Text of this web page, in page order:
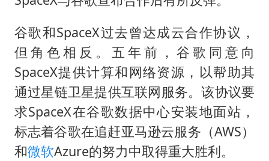
谷歌和SpaceX过去曾达成云合作协议，
但角色相反。五年前，谷歌同意向
SpaceX提供计算和网络资源，以帮助其
通过星链卫星提供互联网服务。该协议要
求SpaceX在谷歌数据中心安装地面站，
标志着谷歌在追赶亚马逊云服务（AWS）
和微软Azure的努力中取得重大胜利。